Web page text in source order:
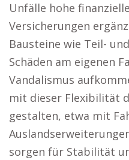
Unfälle hohe
Versicherungen
Bausteine wie Teil-
Schäden am eigenen
Vandalismus
mit dieser Flexibilität
gestalten, etwa mit
sorgen für Stabilität